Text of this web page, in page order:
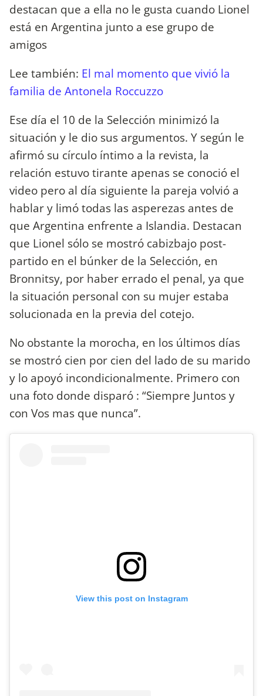
destacan que a ella no le gusta cuando Lionel
está en Argentina junto a ese grupo de
amigos
Lee también: El mal momento que vivió la
familia de Antonela Roccuzzo
Ese día el 10 de la Selección minimizó la
situación y le dio sus argumentos. Y según le
afirmó su círculo íntimo a la revista, la
relación estuvo tirante apenas se conoció el
video pero al día siguiente la pareja volvió a
hablar y limó todas las asperezas antes de
que Argentina enfrente a Islandia. Destacan
que Lionel sólo se mostró cabizbajo post-
partido en el búnker de la Selección, en
Bronnitsy, por haber errado el penal, ya que
la situación personal con su mujer estaba
solucionada en la previa del cotejo.
No obstante la morocha, en los últimos días
se mostró cien por cien del lado de su marido
y lo apoyó incondicionalmente. Primero con
una foto donde disparó : “Siempre Juntos y
con Vos mas que nunca”.
View this post on Instagram